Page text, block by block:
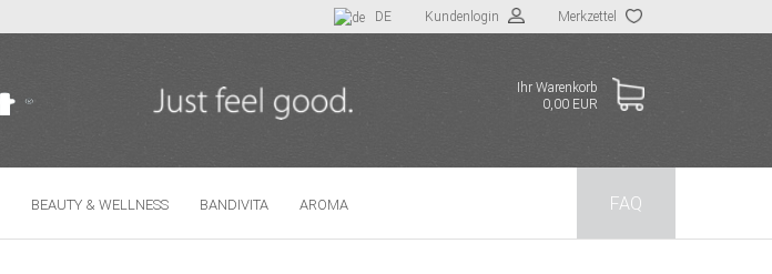
DE Kundenlogin Merkzettel
Ihr Warenkorb
0,00 EUR
BEAUTY & WELLNESS BANDIVITA AROMA FAQ